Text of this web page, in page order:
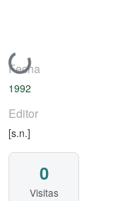
Cargando...
Fecha
1992
Editor
[s.n.]
0
Visitas